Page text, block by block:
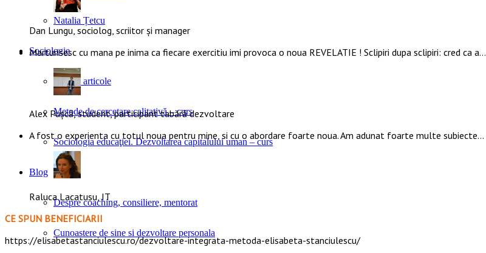
Natalia Țetcu
Sociologie
Cărți și articole
Metode de cercetare calitativă – curs
Sociologia educaţiei. Dezvoltarea capitalului uman – curs
Blog
Despre coaching, consiliere, mentorat
Cunoastere de sine si dezvoltare personala
Dan Lungu, sociolog, scriitor și manager
Marturisesc cu mana pe inima ca fiecare exercitiu imi provoca o noua REVELATIE ! Sclipiri dupa sclipiri: cred ca a…
Alex Pușcă, student, participant tabără dezvoltare
A fost o experienta cu totul noua pentru mine, si cu o abordare foarte noua. Am adunat foarte multe subiecte…
Raluca Lacatusu, IT
CE SPUN BENEFICIARII
https://elisabetastanciulescu.ro/dezvoltare-integrata-metoda-elisabeta-stanciulescu/